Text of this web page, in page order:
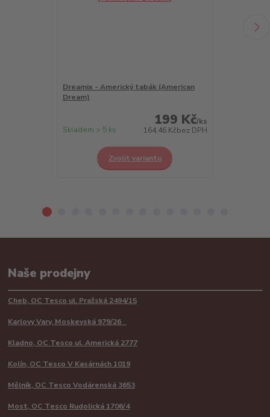
Dreamix - Americký tabák (American
Dream)
199 Kč/ks
164,46 Kčbez DPH
Skladem > 5 ks
Zvolit variantu
Naše prodejny
Cheb, OC Tesco ul. Pražská 2494/15
Karlovy Vary, Moskevská 979/26
Kladno, OC Tesco ul. Americká 2777
Kolín, OC Tesco V Kasárnách 1019
Mělník, OC Tesco Vodárenská 3653
Most, OC Tesco Rudolická 1706/4